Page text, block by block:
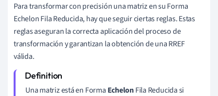
Para transformar con precisión una matriz en su Forma
Echelon Fila Reducida, hay que seguir ciertas reglas. Estas
reglas aseguran la correcta aplicación del proceso de
transformación y garantizan la obtención de una RREF
válida.
Una matriz está en Forma EchelonFila Reducida si